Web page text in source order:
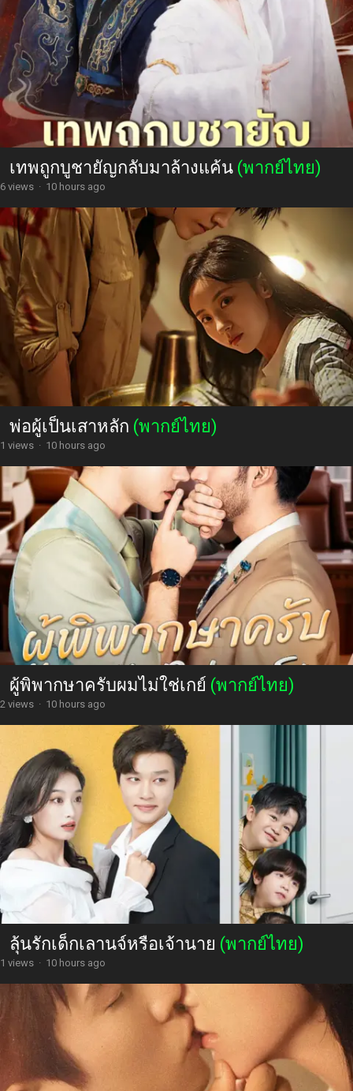
เทพถูกบูชายัญกลับมาล้างแค้น (พากย์ไทย)
6 views · 10 hours ago
พ่อผู้เป็นเสาหลัก (พากย์ไทย)
1 views · 10 hours ago
ผู้พิพากษาครับผมไม่ใช่เกย์ (พากย์ไทย)
2 views · 10 hours ago
ลุ้นรักเด็กเลานจ์หรือเจ้านาย (พากย์ไทย)
1 views · 10 hours ago